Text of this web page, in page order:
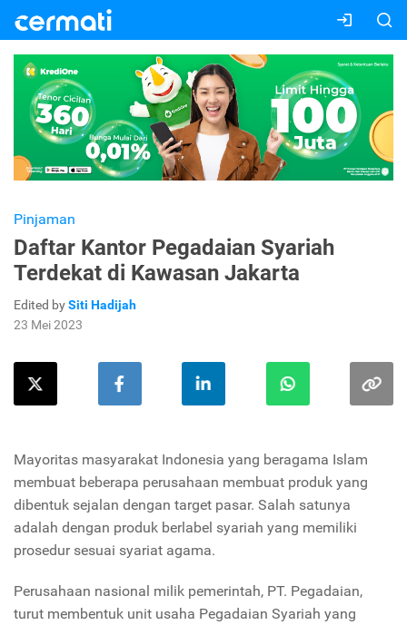
Pinjaman
Daftar Kantor Pegadaian Syariah
Terdekat di Kawasan Jakarta
Edited bySiti Hadijah
23 Mei 2023
Mayoritas masyarakat Indonesia yang beragama Islam
membuat beberapa perusahaan membuat produk yang
dibentuk sejalan dengan target pasar. Salah satunya
adalah dengan produk berlabel syariah yang memiliki
prosedur sesuai syariat agama.
Perusahaan nasional milik pemerintah, PT. Pegadaian,
turut membentuk unit usaha Pegadaian Syariah yang